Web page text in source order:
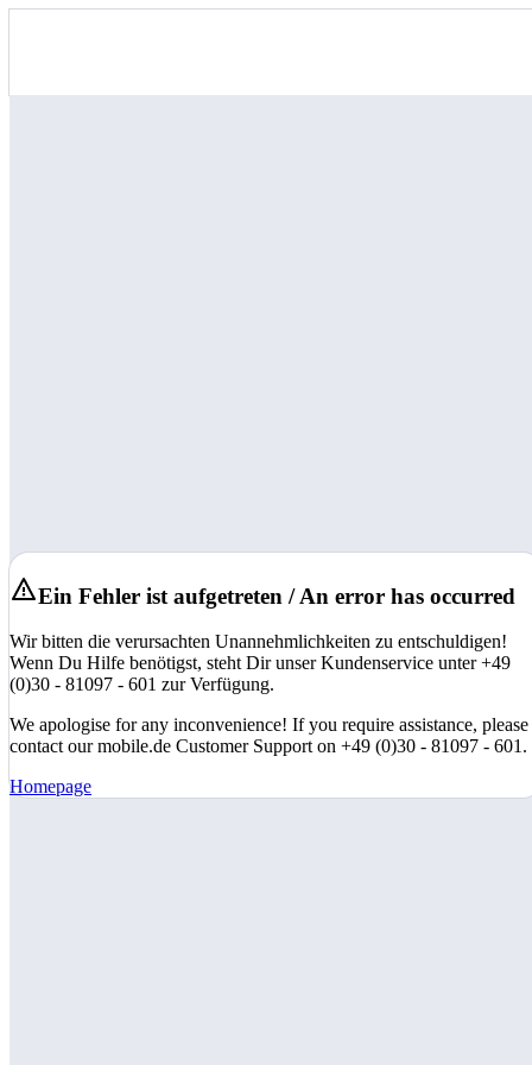
Ein Fehler ist aufgetreten / An error has occurred
Wir bitten die verursachten Unannehmlichkeiten zu entschuldigen!
Wenn Du Hilfe benötigst, steht Dir unser Kundenservice unter +49
(0)30 - 81097 - 601 zur Verfügung.
We apologise for any inconvenience! If you require assistance, please
contact our mobile.de Customer Support on +49 (0)30 - 81097 - 601.
Homepage